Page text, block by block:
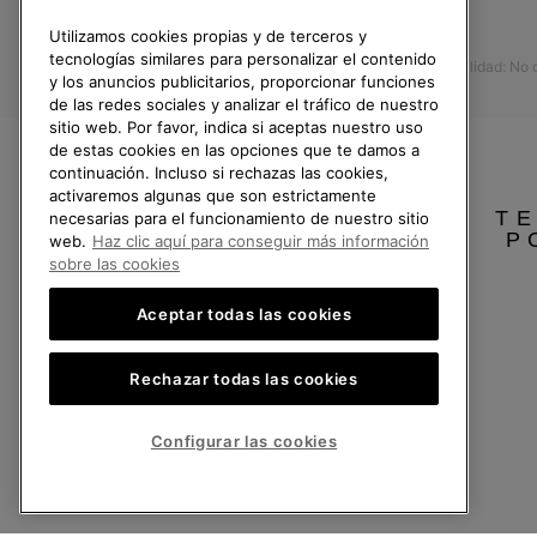
Devoluciones
Desistir del contrato
Estado del pedido
Envío
Pago
Preguntas frecuentes
Accesibilidad: No
España
SOREL.Reservados todos los derechos.
Utilizamos cookies propias y de terceros y
tecnologías similares para personalizar el contenido
y los anuncios publicitarios, proporcionar funciones
de las redes sociales y analizar el tráfico de nuestro
sitio web. Por favor, indica si aceptas nuestro uso
de estas cookies en las opciones que te damos a
continuación. Incluso si rechazas las cookies,
activaremos algunas que son estrictamente
necesarias para el funcionamiento de nuestro sitio
web. Haz clic aquí para conseguir más información
sobre las cookies
Aceptar todas las cookies
Rechazar todas las cookies
Configurar las cookies